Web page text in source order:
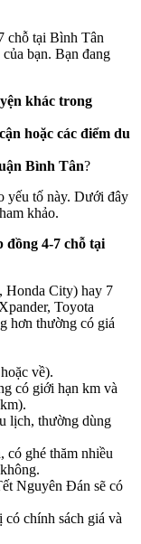
chỗ tại Bình Tân
bạn. Bạn đang
khác trong
hoặc các điểm du
Bình Tân?
yếu tố này. Dưới đây
khảo.
đồng 4-7 chỗ tại
Honda City) hay 7
Toyota
hơn thường có giá
về).
có giới hạn km và
lịch, thường dùng
có ghé thăm nhiều
Nguyên Đán sẽ có
chính sách giá và